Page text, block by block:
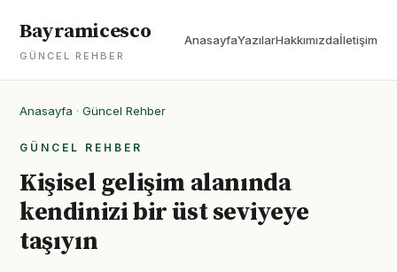
Bayramicesco
GÜNCEL REHBER
AnasayfaYazılarHakkımızdaİletişim
Anasayfa · Güncel Rehber
GÜNCEL REHBER
Kişisel gelişim alanında
kendinizi bir üst seviyeye
taşıyın